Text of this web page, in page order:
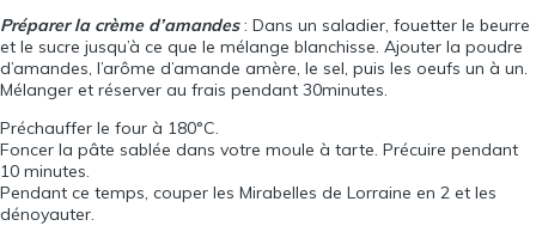
Préparer la crème d’amandes: Dans un saladier, fouetter le beurre
et le sucre jusqu’à ce que le mélange blanchisse. Ajouter la poudre
d’amandes, l’arôme d’amande amère, le sel, puis les oeufs un à un.
Mélanger et réserver au frais pendant 30minutes.
Préchauffer le four à 180°C.
Foncer la pâte sablée dans votre moule à tarte. Précuire pendant
10 minutes.
Pendant ce temps, couper les Mirabelles de Lorraine en 2 et les
dénoyauter.